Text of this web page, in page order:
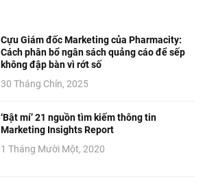
Cựu Giám đốc Marketing của Pharmacity:
Cách phân bổ ngân sách quảng cáo để sếp
không đập bàn vì rớt số
30 Tháng Chín, 2025
‘Bật mí’ 21 nguồn tìm kiếm thông tin
Marketing Insights Report
1 Tháng Mười Một, 2020